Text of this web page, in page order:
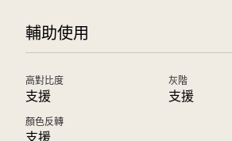
輔助使用
高對比度
支援
灰階
支援
顏色反轉
支援